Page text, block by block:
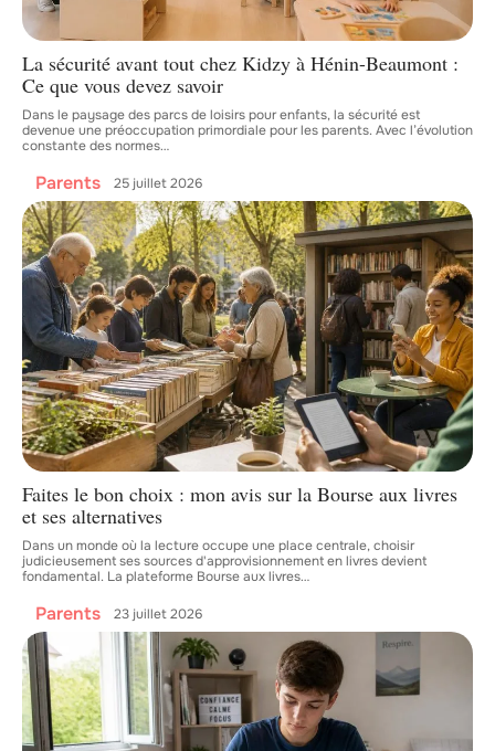
La sécurité avant tout chez Kidzy à Hénin-Beaumont :
Ce que vous devez savoir
Dans le paysage des parcs de loisirs pour enfants, la sécurité est
devenue une préoccupation primordiale pour les parents. Avec l’évolution
constante des normes…
Parents 25 juillet 2026
Faites le bon choix : mon avis sur la Bourse aux livres
et ses alternatives
Dans un monde où la lecture occupe une place centrale, choisir
judicieusement ses sources d'approvisionnement en livres devient
fondamental. La plateforme Bourse aux livres…
Parents 23 juillet 2026